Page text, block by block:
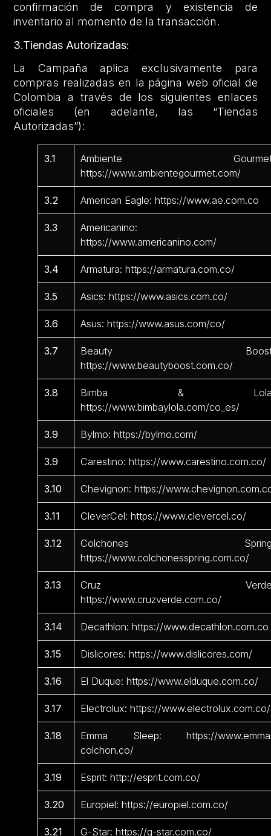
confirmación de compra y existencia de
inventario al momento de la transacción.
3.Tiendas Autorizadas:
La Campaña aplica exclusivamente para
compras realizadas en la página web oficial de
Colombia a través de los siguientes enlaces
oficiales (en adelante, las “Tiendas
Autorizadas”):
3.1
Ambiente
https://www.ambientegourmet.com/
3.2 American Eagle: https://www.ae.com.co
3.3
Americanino:
https://www.americanino.com/
3.4 Armatura: https://armatura.com.co/
3.5 Asics: https://www.asics.com.co/
3.6 Asus: https://www.asus.com/co/
3.7
Beauty
https://www.beautyboost.com.co/
3.8
Bimba &
https://www.bimbaylola.com/co_es/
3.9 Bylmo: https://bylmo.com/
3.9 Carestino: https://www.carestino.com.co/
3.10 Chevignon: https://
3.11 CleverCel: https://www.clevercel.co/
3.12
Colchones
https://www.colchonesspring.com.co/
3.13
Cruz
https://www.cruzverde.com.co/
3.14 Decathlon: https://www.decathlon.com.co
3.15 Dislicores: https://www.dislicores.com/
3.16 El Duque: https://www.elduque.com.co/
3.17 Electrolux: https://www.electrolux.com.co/
3.18
Emma Sleep: https://
colchon.co/
3.19 Esprit: http://esprit.com.co/
3.20 Europiel: https://europiel.com.co/
3.21 G-Star: https://g-star.com.co/